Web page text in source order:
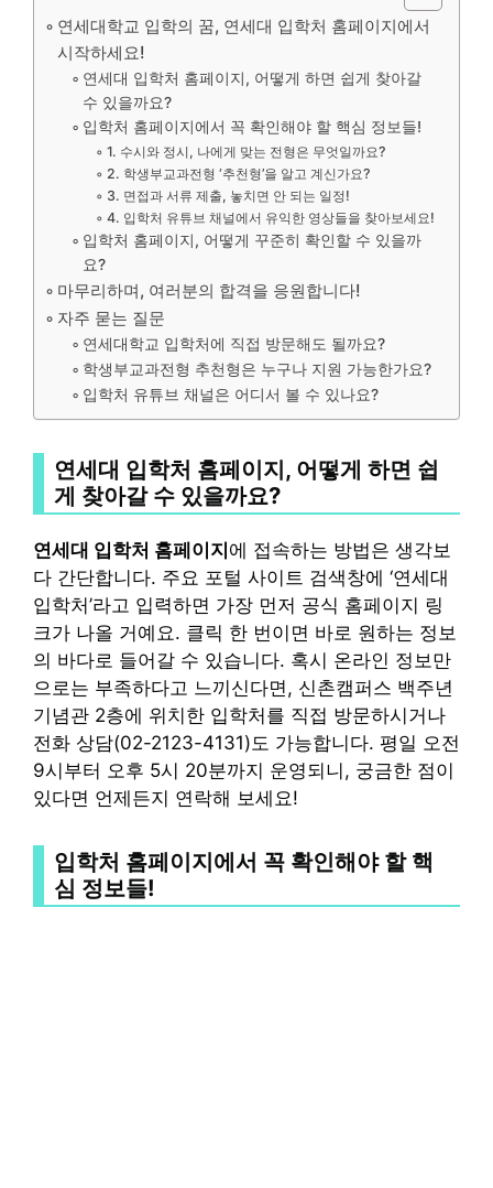
연세대학교 입학의 꿈, 연세대 입학처 홈페이지에서
시작하세요!
연세대 입학처 홈페이지, 어떻게 하면 쉽게 찾아갈
수 있을까요?
입학처 홈페이지에서 꼭 확인해야 할 핵심 정보들!
1. 수시와 정시, 나에게 맞는 전형은 무엇일까요?
2. 학생부교과전형 ‘추천형’을 알고 계신가요?
3. 면접과 서류 제출, 놓치면 안 되는 일정!
4. 입학처 유튜브 채널에서 유익한 영상들을 찾아보세요!
입학처 홈페이지, 어떻게 꾸준히 확인할 수 있을까
요?
마무리하며, 여러분의 합격을 응원합니다!
자주 묻는 질문
연세대학교 입학처에 직접 방문해도 될까요?
학생부교과전형 추천형은 누구나 지원 가능한가요?
입학처 유튜브 채널은 어디서 볼 수 있나요?
연세대 입학처 홈페이지, 어떻게 하면 쉽
게 찾아갈 수 있을까요?
연세대 입학처 홈페이지 에 접속하는 방법은 생각보
다 간단합니다. 주요 포털 사이트 검색창에 ‘연세대
입학처’라고 입력하면 가장 먼저 공식 홈페이지 링
크가 나올 거예요. 클릭 한 번이면 바로 원하는 정보
의 바다로 들어갈 수 있습니다. 혹시 온라인 정보만
으로는 부족하다고 느끼신다면, 신촌캠퍼스 백주년
기념관 2층에 위치한 입학처를 직접 방문하시거나
전화 상담(02-2123-4131)도 가능합니다. 평일 오전
9시부터 오후 5시 20분까지 운영되니, 궁금한 점이
있다면 언제든지 연락해 보세요!
입학처 홈페이지에서 꼭 확인해야 할 핵
심 정보들!